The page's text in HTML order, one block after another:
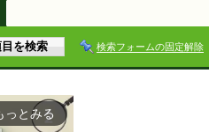
検索フォームの固定解除
っとみる